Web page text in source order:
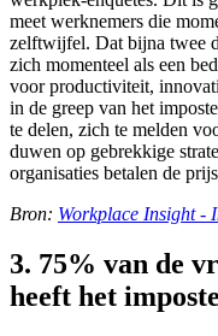
meet werknemers die
zelftwijfel. Dat bijna twee
zich momenteel als een
voor productiviteit,
in de greep van het
te delen, zich te melden
duwen op gebrekkige
organisaties betalen de
Bron: Workplace Insight -
3. 75% van de
heeft het